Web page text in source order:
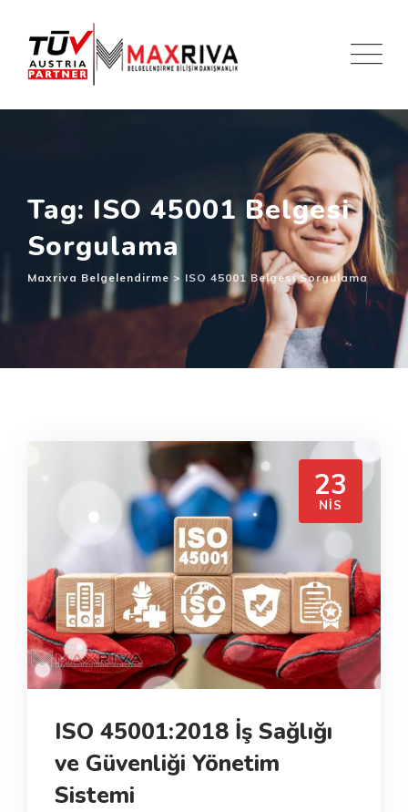
content
Tag: ISO 45001 Belgesi
Sorgulama
Maxriva Belgelendirme > ISO 45001 Belgesi Sorgulama
23
NIS
ISO 45001:2018 İş Sağlığı
ve Güvenliği Yönetim
Sistemi